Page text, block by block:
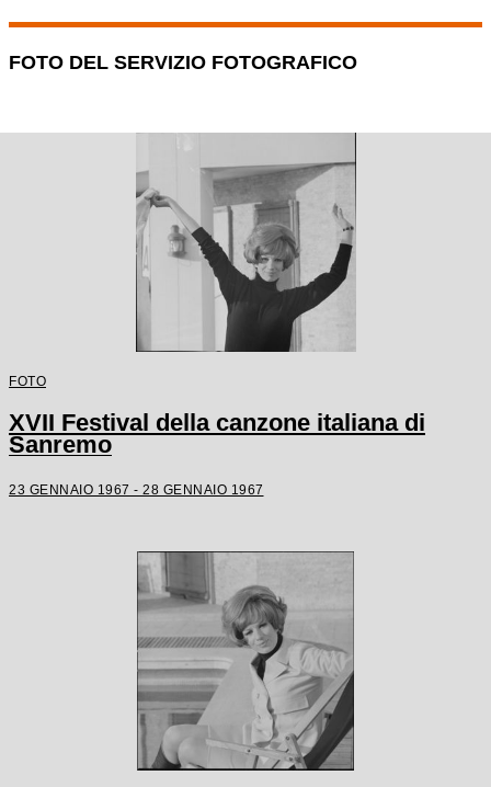
FOTO DEL SERVIZIO FOTOGRAFICO
FOTO
XVII Festival della canzone italiana di
Sanremo
23 GENNAIO 1967 - 28 GENNAIO 1967